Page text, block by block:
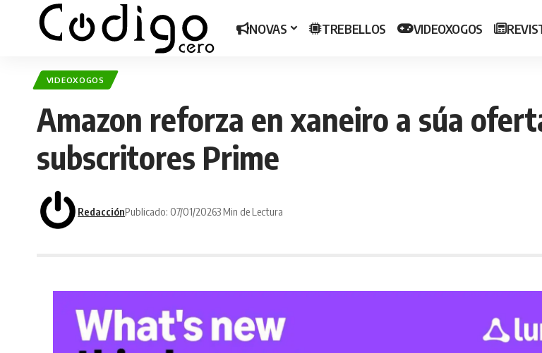
NOVAS TREBELLOS VIDEOXOGOS
VIDEOXOGOS
Amazon reforza en xaneiro a súa
subscritores Prime
RedacciónPublicado: 07/01/20263 Min de Lectura